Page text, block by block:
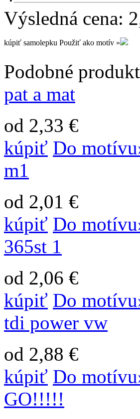
Výsledná cena:
kúpiť samolepku Použiť ako motív »
Podobné
pat a mat
od 2,33 €
kúpiť Do
m1
od 2,01 €
kúpiť Do
365st 1
od 2,06 €
kúpiť Do
tdi power vw
od 2,88 €
kúpiť Do
GO!!!!!